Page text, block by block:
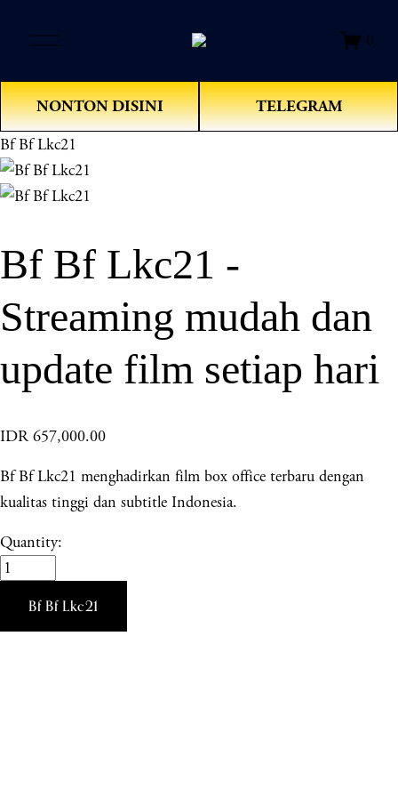
e
n
M
e
u
0
NONTON DISINI TELEGRAM
Bf Bf Lkc21
Bf Bf Lkc21 -
Streaming mudah dan
update film setiap hari
IDR 657,000.00
Bf Bf Lkc21 menghadirkan film box office terbaru dengan
kualitas tinggi dan subtitle Indonesia.
Quantity:
Bf Bf Lkc21